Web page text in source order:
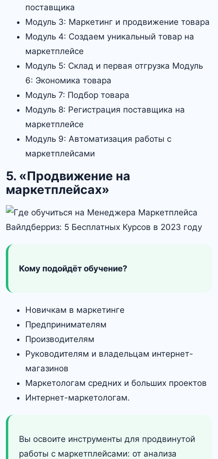
поставщика
Модуль 3: Маркетинг и продвижение товара
Модуль 4: Создаем уникальный товар на
маркетплейсе
Модуль 5: Склад и первая отгрузка Модуль
6: Экономика товара
Модуль 7: Подбор товара
Модуль 8: Регистрация поставщика на
маркетплейсе
Модуль 9: Автоматизация работы с
маркетплейсами
5. «Продвижение на
маркетплейсах»
Кому подойдёт обучение?
Новичкам в маркетинге
Предпринимателям
Производителям
Руководителям и владельцам интернет-
магазинов
Маркетологам средних и больших проектов
Интернет-маркетологам.
Вы освоите инструменты для продвинутой
работы с маркетплейсами: от анализа